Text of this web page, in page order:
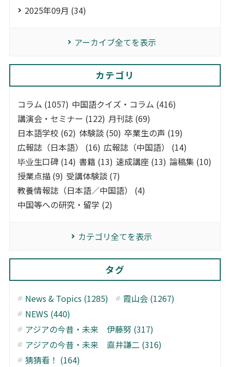
2025年09月 (34)
アーカイブ全てを表示
カテゴリ
コラム (1057) 中国語クイズ・コラム (416)
講演会・セミナー (122) 月刊誌 (69)
日本語学校 (62) 体験談 (50) 卒業生の声 (19)
広報誌（日本語） (16) 広報誌（中国語） (14)
毕业生口碑 (14) 書籍 (13) 速成講座 (13) 論稿集 (10)
授業点描 (9) 受講体験談 (7)
教養情報誌（日本語／中国語） (4)
中国等への研究・留学 (2)
カテゴリ全てを表示
タグ
News & Topics (1285)
霞山会 (1267)
NEWS (440)
アジアの今昔・未来 伊藤努 (317)
アジアの今昔・未来 直井謙二 (316)
猜猜看！ (164)